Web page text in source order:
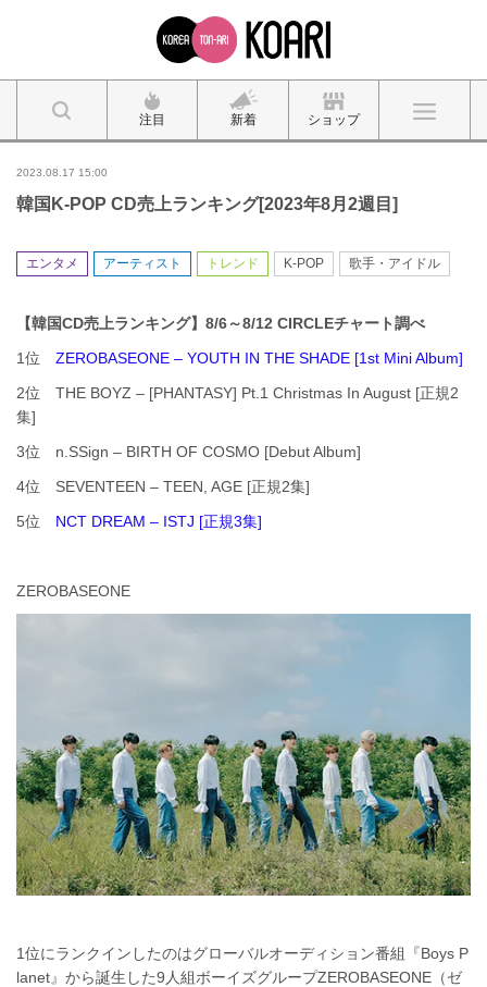
注目 新着 ショップ
2023.08.17 15:00
韓国K-POP CD売上ランキング[2023年8月2週目]
エンタメ アーティスト トレンド K-POP 歌手・アイドル
【韓国CD売上ランキング】8/6～8/12 CIRCLEチャート調べ
1位 ZEROBASEONE – YOUTH IN THE SHADE [1st Mini Album]
2位 THE BOYZ – [PHANTASY] Pt.1 Christmas In August [正規2
集]
3位 n.SSign – BIRTH OF COSMO [Debut Album]
4位 SEVENTEEN – TEEN, AGE [正規2集]
5位 NCT DREAM – ISTJ [正規3集]
ZEROBASEONE
1位にランクインしたのはグローバルオーディション番組『Boys P
lanet』から誕生した9人組ボーイズグループZEROBASEONE（ゼ